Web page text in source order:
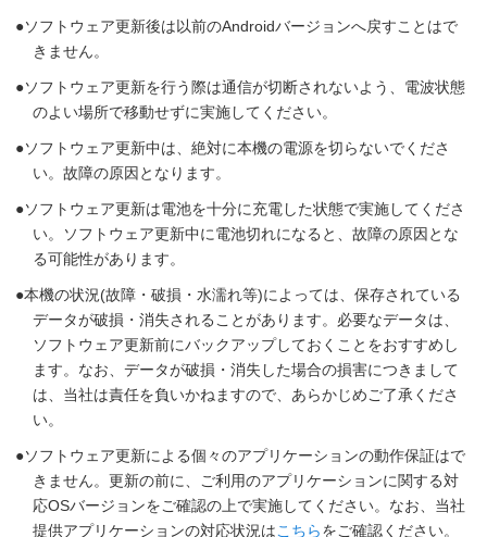
ソフトウェア更新後は以前のAndroidバージョンへ戻すことはで
きません。
ソフトウェア更新を行う際は通信が切断されないよう、電波状態
のよい場所で移動せずに実施してください。
ソフトウェア更新中は、絶対に本機の電源を切らないでくださ
い。故障の原因となります。
ソフトウェア更新は電池を十分に充電した状態で実施してくださ
い。ソフトウェア更新中に電池切れになると、故障の原因とな
る可能性があります。
本機の状況(故障・破損・水濡れ等)によっては、保存されている
データが破損・消失されることがあります。必要なデータは、
ソフトウェア更新前にバックアップしておくことをおすすめし
ます。なお、データが破損・消失した場合の損害につきまして
は、当社は責任を負いかねますので、あらかじめご了承くださ
い。
ソフトウェア更新による個々のアプリケーションの動作保証はで
きません。更新の前に、ご利用のアプリケーションに関する対
応OSバージョンをご確認の上で実施してください。なお、当社
提供アプリケーションの対応状況はこちらをご確認ください。